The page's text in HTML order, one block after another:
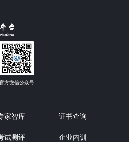
官方微信公众号
家智库
试测评
证书查询
企业内训